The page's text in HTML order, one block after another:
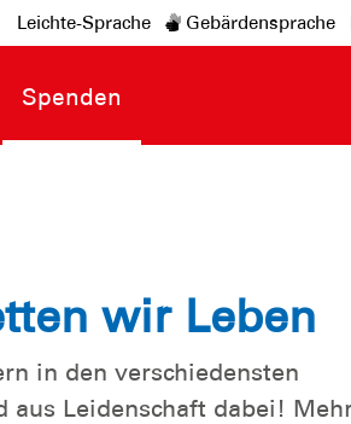
Leichte-Sprache Gebärdensprache
Spenden
wir Leben
in den verschiedensten
Leidenschaft dabei!